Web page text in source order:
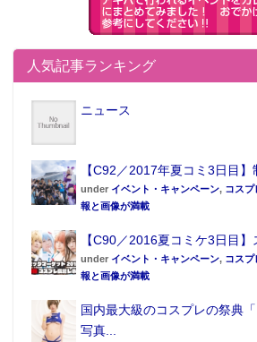
人気記事ランキング
ニュース
【C92／2017年夏コミ3日目】
under イベント・キャンペーン, コス
報と画像が満載
【C90／2016夏コミケ3日目】
under イベント・キャンペーン, コス
報と画像が満載
国内最大級のコスプレの祭典「
写真...